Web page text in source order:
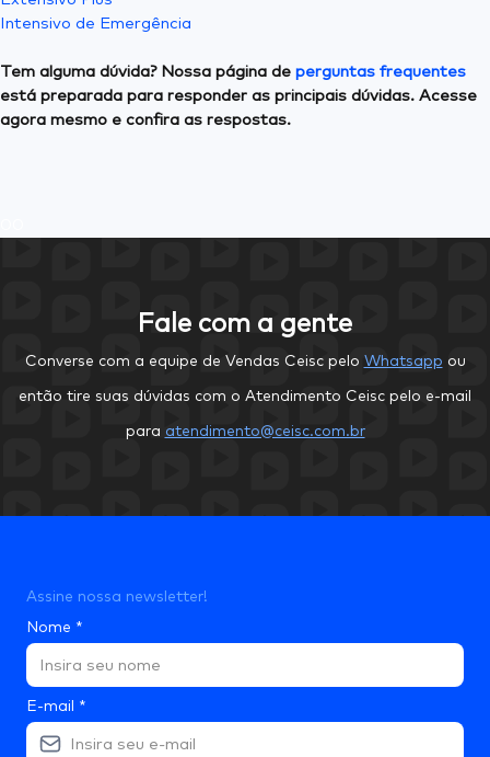
Intensivo de Emergência
Tem alguma dúvida? Nossa página de perguntas frequentes
está preparada para responder as principais dúvidas. Acesse
agora mesmo e confira as respostas.
Fale com a gente
Converse com a equipe de Vendas Ceisc pelo Whatsapp ou
então tire suas dúvidas com o Atendimento Ceisc pelo e-mail
para atendimento@ceisc.com.br
Assine nossa newsletter!
Nome *
E-mail *